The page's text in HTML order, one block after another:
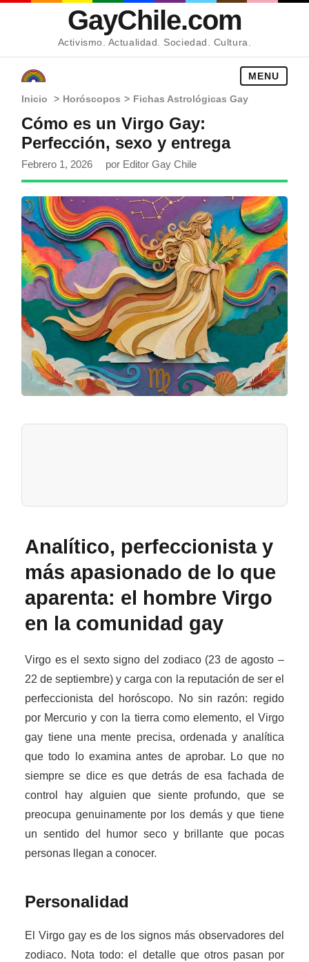
GayChile.com
Activismo. Actualidad. Sociedad. Cultura.
MENU
Inicio > Horóscopos > Fichas Astrológicas Gay
Cómo es un Virgo Gay:
Perfección, sexo y entrega
Febrero 1, 2026 por Editor Gay Chile
Analítico, perfeccionista y
más apasionado de lo que
aparenta: el hombre Virgo
en la comunidad gay
Virgo es el sexto signo del zodiaco (23 de agosto –
22 de septiembre) y carga con la reputación de ser el
perfeccionista del horóscopo. No sin razón: regido
por Mercurio y con la tierra como elemento, el Virgo
gay tiene una mente precisa, ordenada y analítica
que todo lo examina antes de aprobar. Lo que no
siempre se dice es que detrás de esa fachada de
control hay alguien que siente profundo, que se
preocupa genuinamente por los demás y que tiene
un sentido del humor seco y brillante que pocas
personas llegan a conocer.
Personalidad
El Virgo gay es de los signos más observadores del
zodiaco. Nota todo: el detalle que otros pasan por